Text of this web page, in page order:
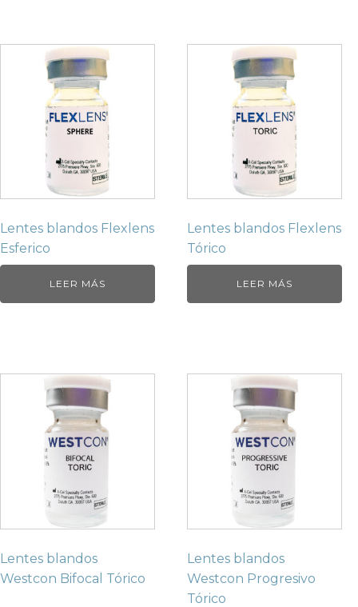
Lentes blandos Flexlens
Esferico
LEER MÁS
Lentes blandos Flexlens
Tórico
LEER MÁS
Lentes blandos
Westcon Bifocal Tórico
Lentes blandos
Westcon Progresivo
Tórico